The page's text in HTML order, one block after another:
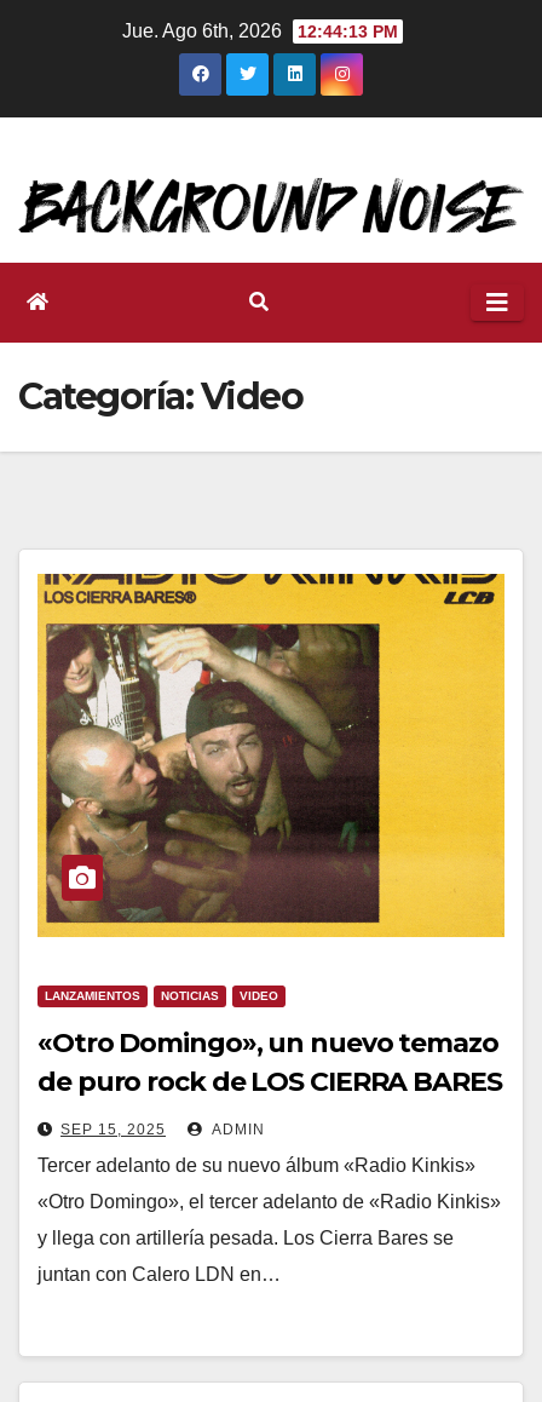
Jue. Ago 6th, 2026 12:44:14 PM
Categoría:Video
LANZAMIENTOS NOTICIAS VIDEO
«Otro Domingo», un nuevo temazo
de puro rock de LOS CIERRA BARES
con la colaboración de Calero LDN
(Calero, Bihotza)
SEP 15, 2025 ADMIN
Tercer adelanto de su nuevo álbum «Radio Kinkis»
«Otro Domingo», el tercer adelanto de «Radio Kinkis»
y llega con artillería pesada. Los Cierra Bares se
juntan con Calero LDN en…